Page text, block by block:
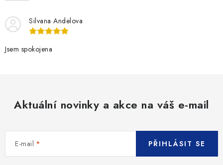
Silvana Andelova
Jsem spokojena
Aktuální novinky a akce na váš e-mail
E-mail PŘIHLÁSIT SE